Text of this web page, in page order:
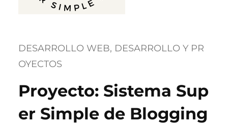
DESARROLLO WEB, DESARROLLO Y PR
OYECTOS
Proyecto: Sistema Sup
er Simple de Blogging